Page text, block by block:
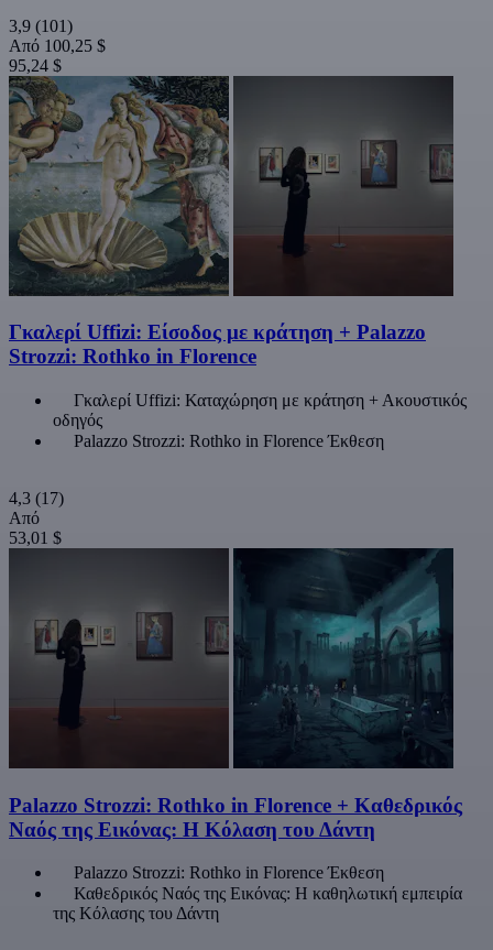
3,9 (101)
Από 100,25 $
95,24 $
Γκαλερί Uffizi: Είσοδος με κράτηση + Palazzo
Strozzi: Rothko in Florence
Γκαλερί Uffizi: Καταχώρηση με κράτηση + Ακουστικός
οδηγός
Palazzo Strozzi: Rothko in Florence Έκθεση
4,3 (17)
Από
53,01 $
Palazzo Strozzi: Rothko in Florence + Καθεδρικός
Ναός της Εικόνας: Η Κόλαση του Δάντη
Palazzo Strozzi: Rothko in Florence Έκθεση
Καθεδρικός Ναός της Εικόνας: Η καθηλωτική εμπειρία
της Κόλασης του Δάντη